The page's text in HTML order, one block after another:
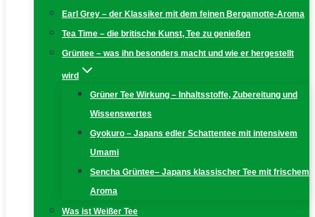
Earl Grey – der Klassiker mit dem feinen Bergamotte-Aroma
Tea Time – die britische Kunst, Tee zu genießen
Grüntee – was ihn besonders macht und wie er hergestellt
wird
Grüner Tee Wirkung – Inhaltsstoffe, Zubereitung und
Wissenswertes
Gyokuro – Japans edler Schattentee mit intensivem
Umami
Sencha Grüntee– Japans klassischer Tee mit frischem
Aroma
Was ist Weißer Tee